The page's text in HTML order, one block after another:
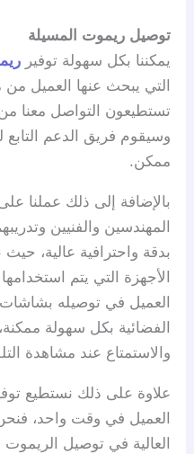
توصيل ريموت المسيلة
يمكننا بكل سهولة توفير
التي يبحث عنها العميل من
تستطيعون التواصل معنا
وسيقوم فريق الدعم
ممكن.
بالإضافة إلى ذلك عملنا
المهندسين والفنيين
بدقة واحترافية عالية،
الأجهزة التي يتم
العميل في توصيله
الفضائية بكل سهولة
والاستمتاع عند مشاهدة
علاوة على ذلك نستطيع
العميل في وقت واحد،
العالية في توصيل